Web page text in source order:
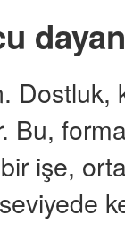
Bu,
işe,